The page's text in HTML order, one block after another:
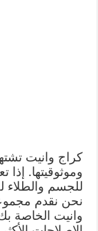
كراج وانيت
وموثوقيتها.
للجسم
نحن نقدم
وانيت الخاصة